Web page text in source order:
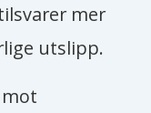
mer
utslipp.